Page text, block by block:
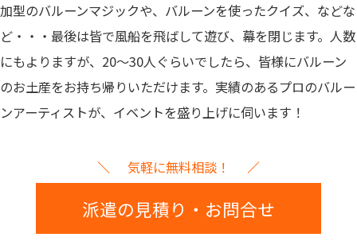
加型のバルーンマジックや、バルーンを使ったクイズ、などな
ど・・・最後は皆で風船を飛ばして遊び、幕を閉じます。人数
にもよりますが、20～30人ぐらいでしたら、皆様にバルーン
のお土産をお持ち帰りいただけます。 実績のあるプロのバルー
ンアーティストが、イベントを盛り上げに伺います！
気軽に無料相談！
派遣の見積り・お問合せ